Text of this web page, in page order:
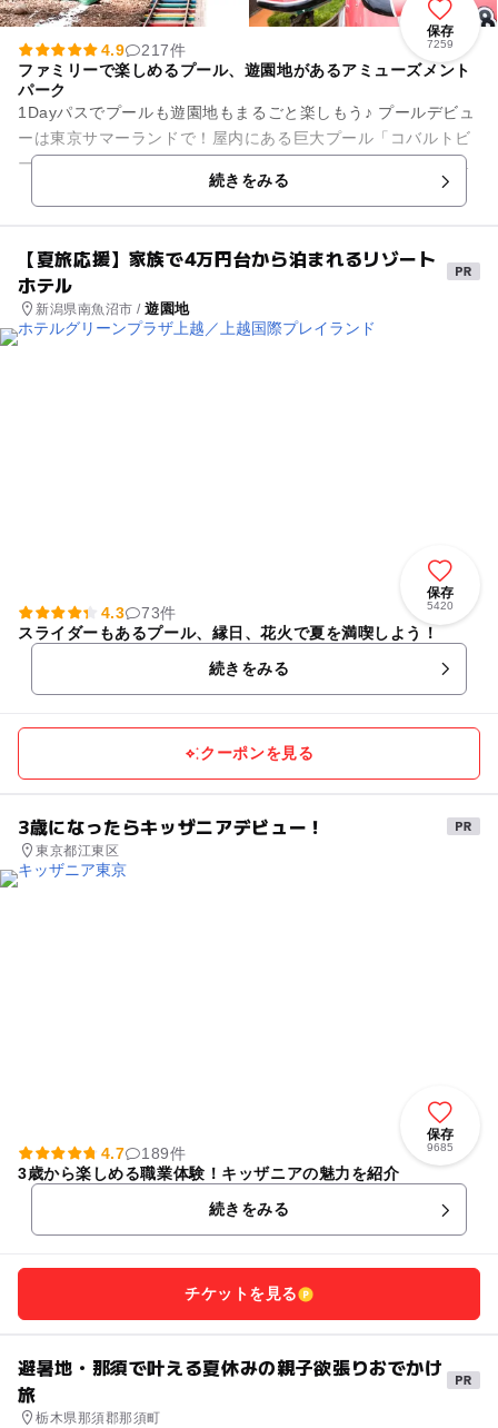
保存
7259
4.9
217件
ファミリーで楽しめるプール、遊園地があるアミューズメント
パーク
1Dayパスでプールも遊園地もまるごと楽しもう♪ プールデビュ
ーは東京サマーランドで！屋内にある巨大プール「コバルトビ
ーチ」は、遠浅のプールなので、小さな子どもにもぴったり！
続きをみる
【夏旅応援】家族で4万円台から泊まれるリゾート
ホテル
新潟県南魚沼市 /遊園地
保存
5420
4.3
73件
スライダーもあるプール、縁日、花火で夏を満喫しよう！
続きをみる
クーポンを見る
3歳になったらキッザニアデビュー！
東京都江東区
保存
9685
4.7
189件
3歳から楽しめる職業体験！キッザニアの魅力を紹介
続きをみる
チケットを見る
避暑地・那須で叶える夏休みの親子欲張りおでかけ
旅
栃木県那須郡那須町